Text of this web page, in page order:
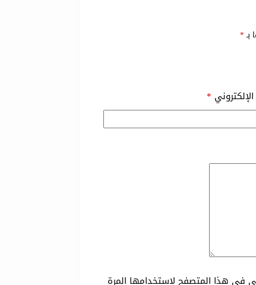
بـ*
الإلكتروني *
في هذا المتصفح لاستخدامها المرة